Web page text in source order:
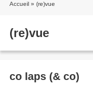
Accueil » (re)vue
(re)vue
co laps (& co)